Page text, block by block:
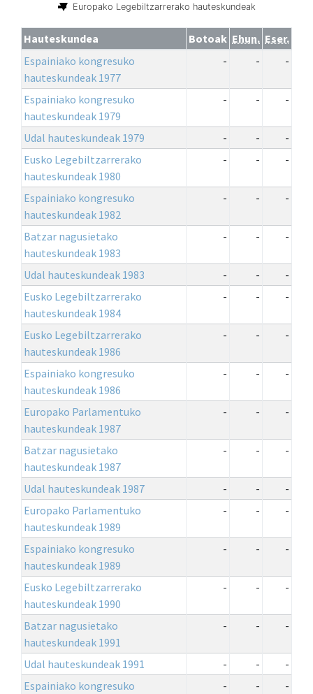
Europako Legebiltzarrerako hauteskundeak
Hauteskundea Botoak Ehun. Eser.
Espainiako kongresuko
hauteskundeak 1977
- - -
Espainiako kongresuko
hauteskundeak 1979
- - -
Udal hauteskundeak 1979 - -
-
Eusko Legebiltzarrerako
hauteskundeak 1980
- - -
Espainiako kongresuko
hauteskundeak 1982
- - -
Batzar nagusietako
hauteskundeak 1983
- - -
Udal hauteskundeak 1983 - -
-
Eusko Legebiltzarrerako
hauteskundeak 1984
- - -
Eusko Legebiltzarrerako
hauteskundeak 1986
- - -
Espainiako kongresuko
hauteskundeak 1986
- - -
Europako Parlamentuko
hauteskundeak 1987
- - -
Batzar nagusietako
hauteskundeak 1987
- - -
Udal hauteskundeak 1987 - -
-
Europako Parlamentuko
hauteskundeak 1989
- - -
Espainiako kongresuko
hauteskundeak 1989
- - -
Eusko Legebiltzarrerako
hauteskundeak 1990
- - -
Batzar nagusietako
hauteskundeak 1991
- - -
Udal hauteskundeak 1991 - -
-
Espainiako kongresuko
- - -